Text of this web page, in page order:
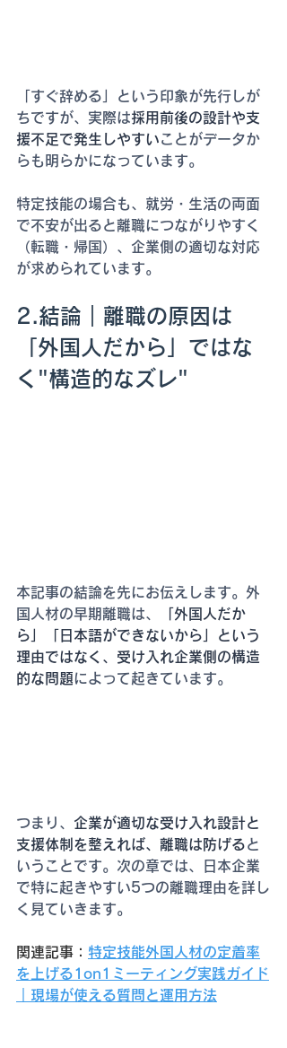
「すぐ辞める」という印象が先行しが
ちですが、実際は採用前後の設計や支
援不足で発生しやすいことがデータか
らも明らかになっています。
特定技能の場合も、就労・生活の両面
で不安が出ると離職につながりやすく
（転職・帰国）、企業側の適切な対応
が求められています。
2.結論｜離職の原因は
「外国人だから」ではな
く"構造的なズレ"
本記事の結論を先にお伝えします。外
国人材の早期離職は、
「外国人だか
ら」「日本語ができないから」という
理由ではなく、受け入れ企業側の構造
的な問題によって起きています。
つまり、 企業が適切な受け入れ設計と
支援体制を整えれば、離職は防げると
いうことです。次の章では、日本企業
で特に起きやすい5つの離職理由を詳し
く見ていきます。
関連記事： 特定技能外国人材の定着率
を上げる1on1ミーティング実践ガイド
｜現場が使える質問と運用方法